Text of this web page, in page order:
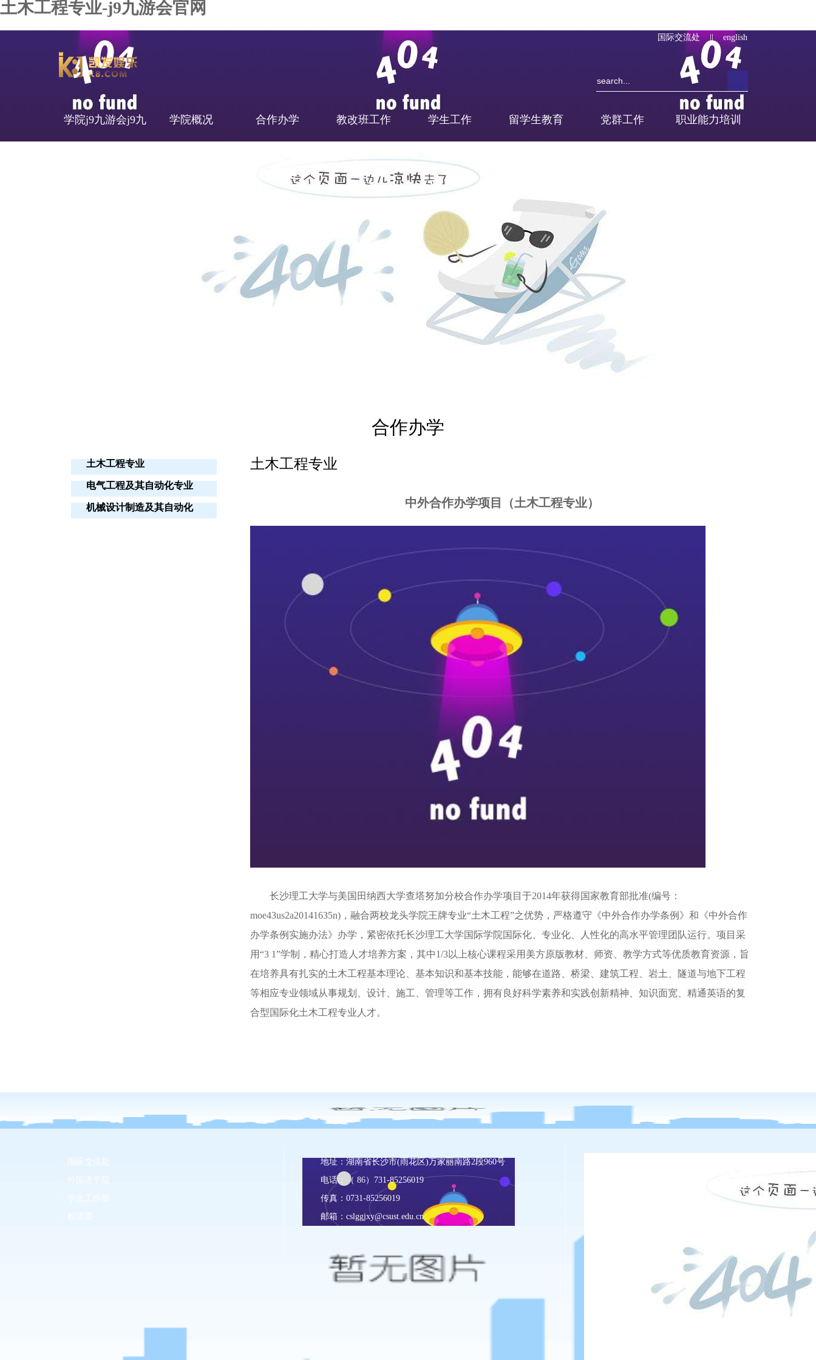
土木工程专业-j9九游会官网
国际交流处 || english
学院j9九游会j9九 学院概况 合作办学 教改班工作 学生工作 留学生教育 党群工作 职业能力培训
合作办学
土木工程专业
电气工程及其自动化专业
机械设计制造及其自动化
土木工程专业
中外合作办学项目（土木工程专业）
长沙理工大学与美国田纳西大学查塔努加分校合作办学项目于2014年获得国家教育部批准(编号：
moe43us2a20141635n)，融合两校龙头学院王牌专业“土木工程”之优势，严格遵守《中外合作办学条例》和《中外合作
办学条例实施办法》办学，紧密依托长沙理工大学国际学院国际化、专业化、人性化的高水平管理团队运行。项目采
用“3 1”学制，精心打造人才培养方案，其中1/3以上核心课程采用美方原版教材、师资、教学方式等优质教育资源，旨
在培养具有扎实的土木工程基本理论、基本知识和基本技能，能够在道路、桥梁、建筑工程、岩土、隧道与地下工程
等相应专业领域从事规划、设计、施工、管理等工作，拥有良好科学素养和实践创新精神、知识面宽、精通英语的复
合型国际化土木工程专业人才。
· 国际交流处
· 外国语学院
地址：湖南省长沙市(雨花区)万家丽南路2段960号
电话：（ 86）731-85256019
传真：0731-85256019
邮箱： cslggjxy@csust.edu.cn